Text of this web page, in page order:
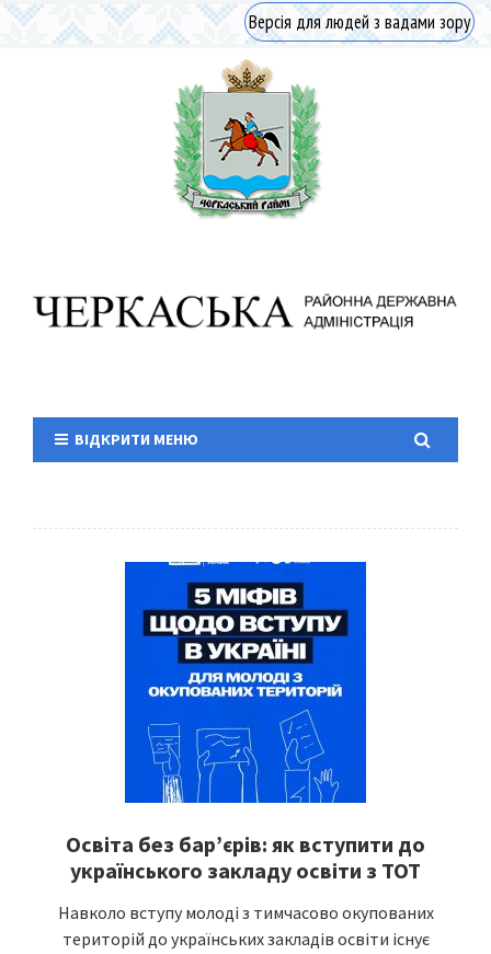
Версія для людей з вадами зору
ВІДКРИТИ МЕНЮ
Освіта без бар’єрів: як вступити до
українського закладу освіти з ТОТ
Навколо вступу молоді з тимчасово окупованих
територій до українських закладів освіти існує